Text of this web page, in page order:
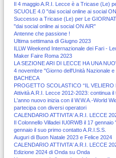
Il 4 maggio A.R.I. Lecce è a Tricase (Le)
SCUOLE 4.0 "dai social online ai social
Successo a Tricase (Le) per Le
"dai social online ai social ON AIR"
Antenne che passione !
Ultima settimana di Giugno 2023
ILLW Weekend Internazionale dei Fari -
Maker Faire Roma 2023
LA SEZIONE ARI DI LECCE HA UNA
4 novembre "Giorno dell'Unità Nazionale
BACHECA
PROGETTO SCOLASTICO “IL VELIERO
Attività A.R.I. Lecce 2012-2023: continua il
L'anno nuovo inizia con il W.W.A.-World
partecipa con diversi operatori
CALENDARIO ATTIVITA' A.R.I. LECCE
Il Colonnello Villadei IU0RWB il 17
gennaio il suo primo contatto A.R.I.S.S.
Auguri di Buon Natale 2023 e Felice 2024
CALENDARIO ATTIVITA' A.R.I. LECCE
Edizione 2024 di Onda su Onda